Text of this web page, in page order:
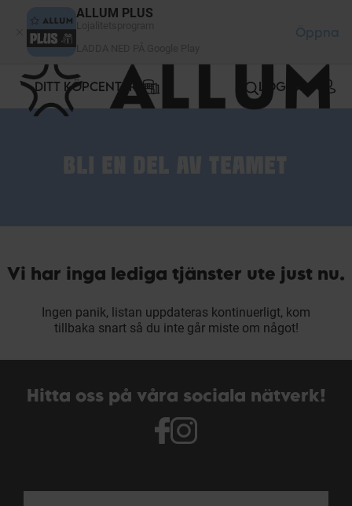
ALLUM PLUS
Öppna
DITT KÖPCENTER LOGGA IN
Vi har inga lediga tjänster ute just nu.
Ingen panik, listan uppdateras kontinuerligt, kom
tillbaka snart så du inte går miste om något!
Hitta oss på våra sociala nätverk!
Cookie- hanteringspanel